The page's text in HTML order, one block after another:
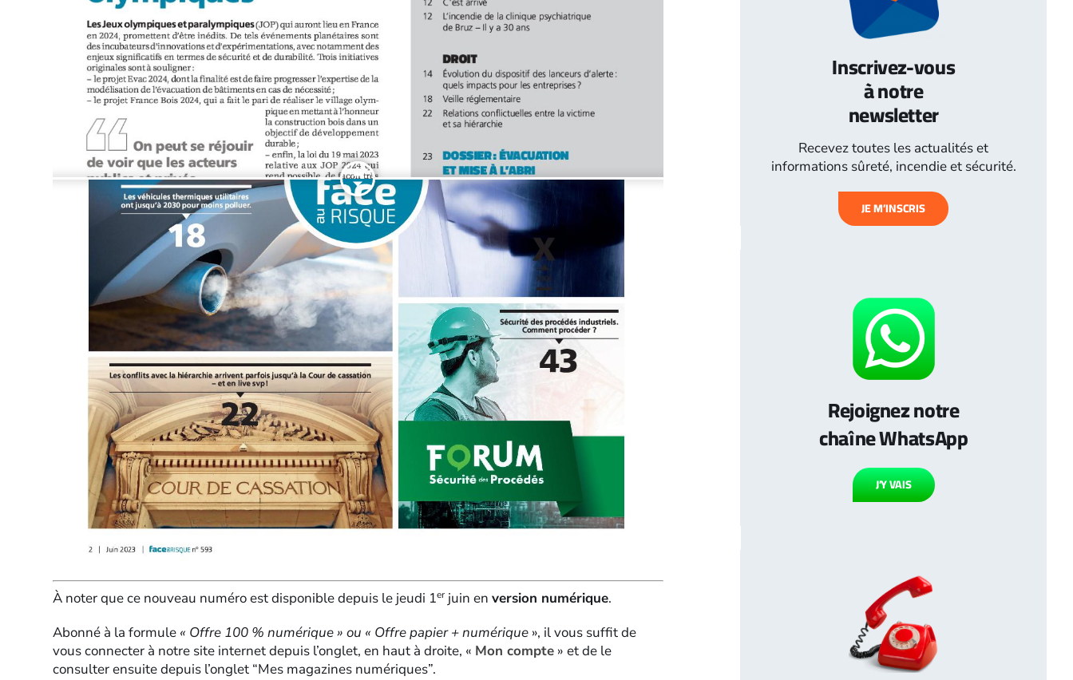
À noter que ce nouveau numéro est disponible depuis le jeudi 1erjuin en version numérique.
Abonné à la formule « Offre 100 % numérique » ou « Offre papier + numérique», il vous suffit de
vous connecter à notre site internet depuis l’onglet, en haut à droite, « Mon compte» et de le
consulter ensuite depuis l’onglet “Mes magazines numériques”.
Inscrivez-vous
à notre
newsletter
Recevez toutes les actualités et
informations sûreté, incendie et sécurité.
JE M’INSCRIS
Rejoignez notre
chaîne WhatsApp
J’Y VAIS